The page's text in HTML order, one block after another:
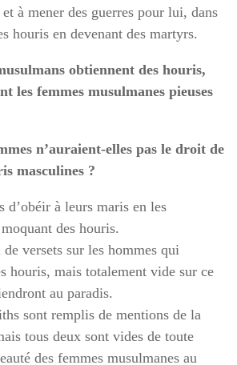
à mener des guerres pour lui, dans
houris en devenant des martyrs.
obtiennent des houris,
les femmes musulmanes pieuses
n’auraient-elles pas le droit de
masculines ?
d’obéir à leurs maris en les
des houris.
versets sur les hommes qui
houris, mais totalement vide sur ce
au paradis.
sont remplis de mentions de la
tous deux sont vides de toute
des femmes musulmanes au